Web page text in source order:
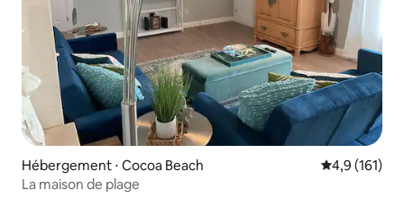
Hébergement ⋅ Cocoa Beach Évaluation
4,9 (161)
La maison de plage